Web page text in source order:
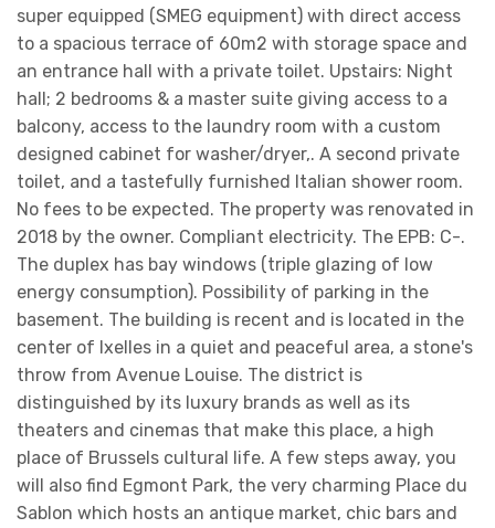
super equipped (SMEG equipment) with direct access
to a spacious terrace of 60m2 with storage space and
an entrance hall with a private toilet. Upstairs: Night
hall; 2 bedrooms & a master suite giving access to a
balcony, access to the laundry room with a custom
designed cabinet for washer/dryer,. A second private
toilet, and a tastefully furnished Italian shower room.
No fees to be expected. The property was renovated in
2018 by the owner. Compliant electricity. The EPB: C-.
The duplex has bay windows (triple glazing of low
energy consumption). Possibility of parking in the
basement. The building is recent and is located in the
center of Ixelles in a quiet and peaceful area, a stone's
throw from Avenue Louise. The district is
distinguished by its luxury brands as well as its
theaters and cinemas that make this place, a high
place of Brussels cultural life. A few steps away, you
will also find Egmont Park, the very charming Place du
Sablon which hosts an antique market, chic bars and